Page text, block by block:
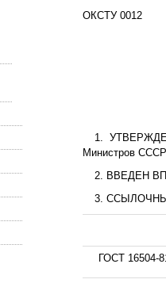
ОКСТУ 0012
1.
Министров
2. ВВЕДЕН
3.
ГОСТ 16504-